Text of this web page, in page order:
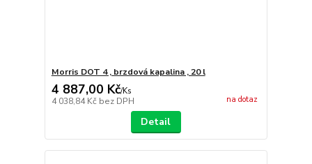
Morris DOT 4 , brzdová kapalina , 20 l
4 887,00 Kč/Ks
4 038,84 Kč bez DPH na dotaz
Detail